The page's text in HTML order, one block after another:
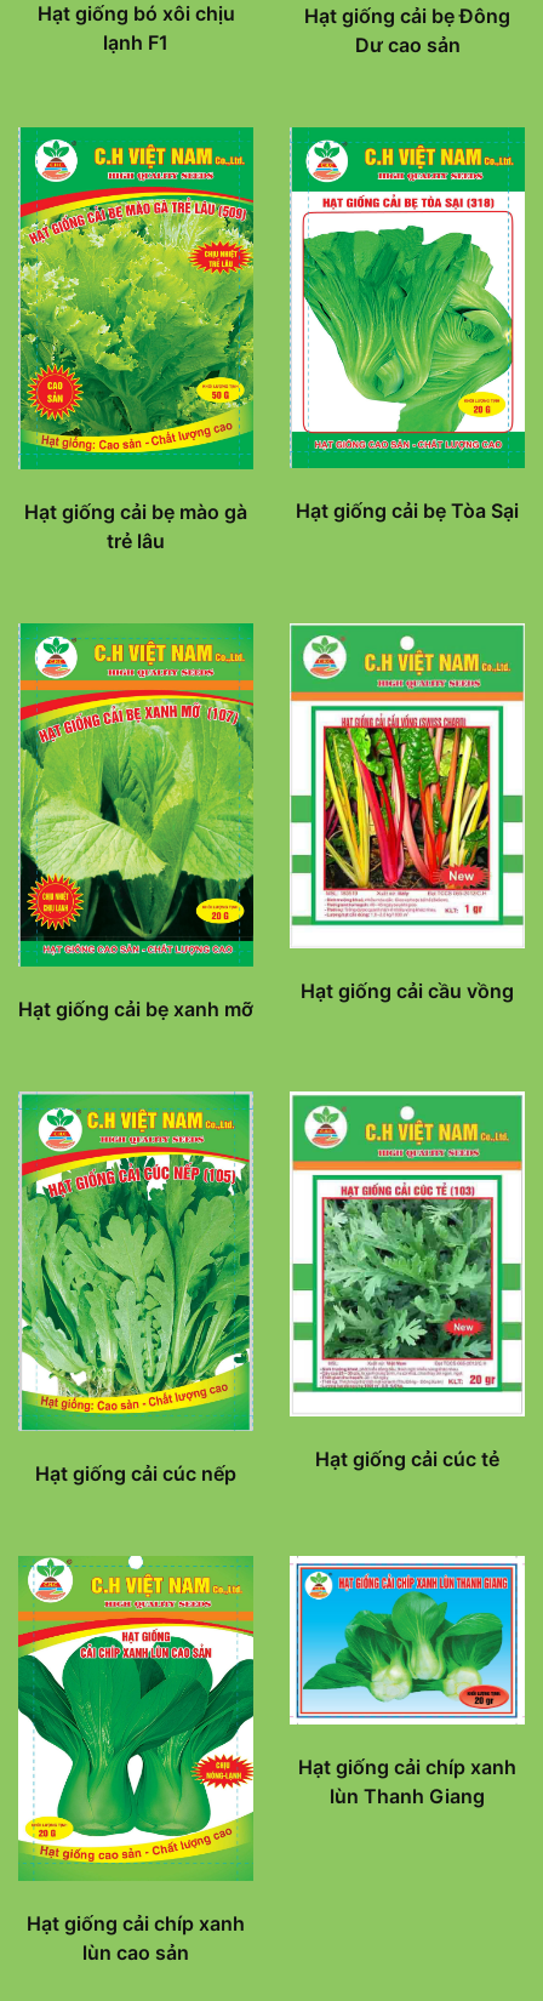
Hạt giống bó xôi chịu
lạnh F1
Hạt giống cải bẹ Đông
Dư cao sản
Hạt giống cải bẹ mào gà
trẻ lâu
Hạt giống cải bẹ Tòa Sại
Hạt giống cải bẹ xanh mỡ
Hạt giống cải cầu vồng
Hạt giống cải cúc nếp
Hạt giống cải cúc tẻ
Hạt giống cải chíp xanh
lùn cao sản
Hạt giống cải chíp xanh
lùn Thanh Giang